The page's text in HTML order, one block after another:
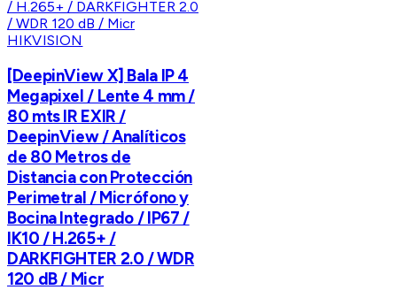
HIKVISION
[DeepinView X] Bala IP 4
Megapixel / Lente 4 mm /
80 mts IR EXIR /
DeepinView / Analíticos
de 80 Metros de
Distancia con Protección
Perimetral / Micrófono y
Bocina Integrado / IP67 /
IK10 / H.265+ /
DARKFIGHTER 2.0 / WDR
120 dB / Micr